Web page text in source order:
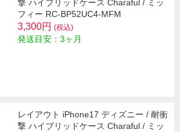
撃 ハイブリッドケース Charaful / ミッ
フィー RC-BP52UC4-MFM
3,300円 (税込)
発送目安：3ヶ月
レイアウト iPhone17 ディズニー / 耐衝
撃 ハイブリッドケース Charaful / ミッ